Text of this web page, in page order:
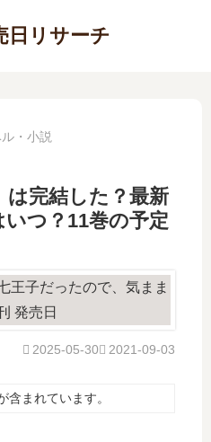
日リサーチ
・小説
は完結した？最新
つ？11巻の予定
2021-09-03
2025-05-30
含まれています。